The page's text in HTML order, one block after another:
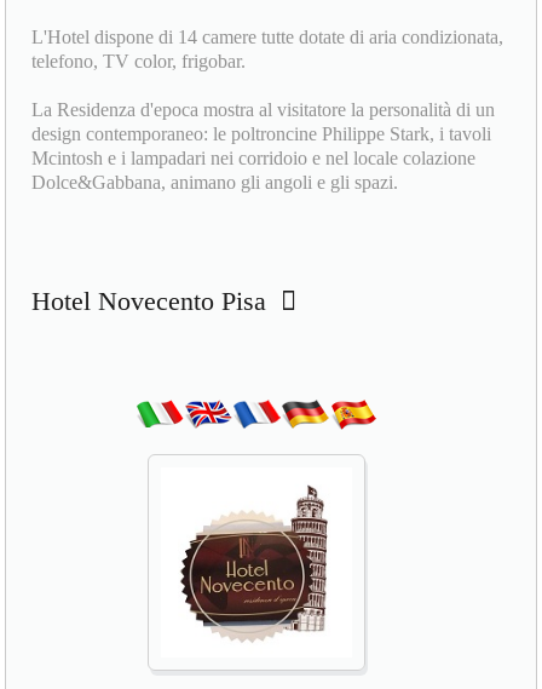
L'Hotel dispone di 14 camere tutte dotate di aria condizionata,
telefono, TV color, frigobar.
La Residenza d'epoca mostra al visitatore la personalità di un
design contemporaneo: le poltroncine Philippe Stark, i tavoli
Mcintosh e i lampadari nei corridoio e nel locale colazione
Dolce&Gabbana, animano gli angoli e gli spazi.
Hotel Novecento Pisa